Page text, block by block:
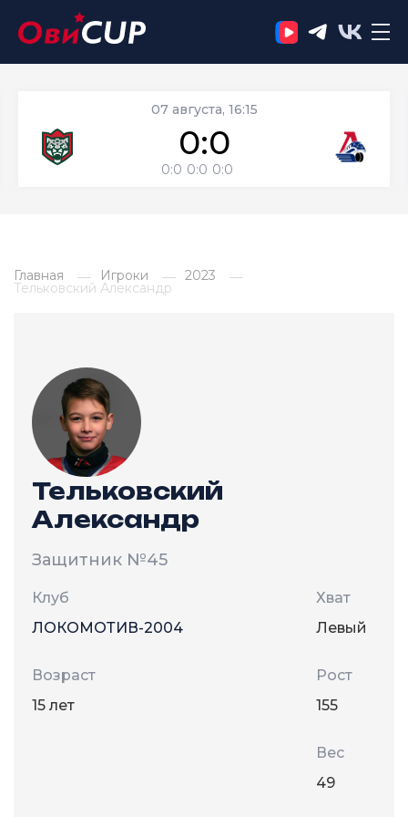
07 августа, 16:15
0:0
0:0 0:0 0:0
Главная Игроки 2023
Тельковский Александр
Тельковский
Александр
Защитник №45
Клуб
ЛОКОМОТИВ-2004
Возраст
15 лет
Хват
Левый
Рост
155
Вес
49